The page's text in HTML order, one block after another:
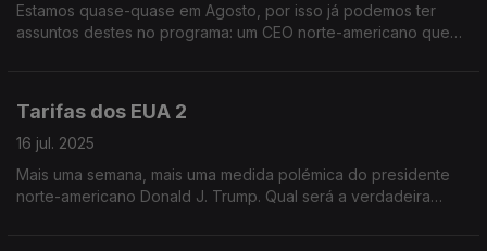
Estamos quase-quase em Agosto, por isso já podemos ter
assuntos destes no programa: um CEO norte-americano que
Tarifas dos EUA 2
16 jul. 2025
Mais uma semana, mais uma medida polémica do presidente
norte-americano Donald J. Trump. Qual será a verdadeira